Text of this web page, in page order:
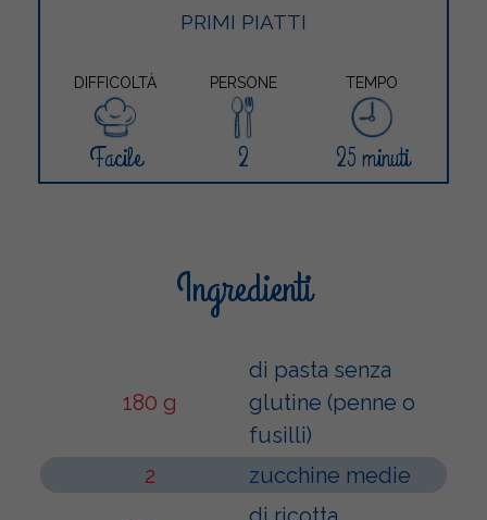
PRIMI PIATTI
DIFFICOLTÀ PERSONE TEMPO
Facile 2 25 minuti
Ingredienti
180 g
di pasta senza
glutine (penne o
fusilli)
2
zucchine medie